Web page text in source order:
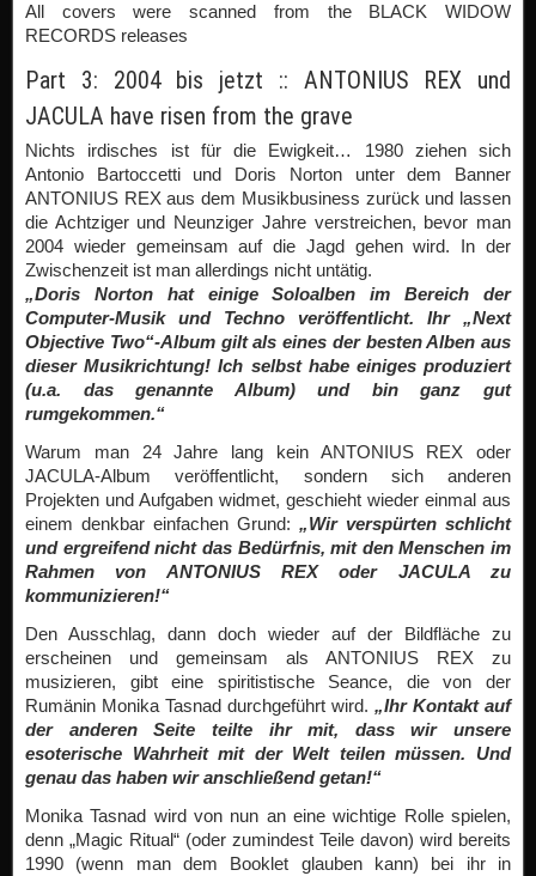
All covers were scanned from the BLACK WIDOW
RECORDS releases
Part 3: 2004 bis jetzt :: ANTONIUS REX und
JACULA have risen from the grave
Nichts irdisches ist für die Ewigkeit… 1980 ziehen sich
Antonio Bartoccetti und Doris Norton unter dem Banner
ANTONIUS REX aus dem Musikbusiness zurück und lassen
die Achtziger und Neunziger Jahre verstreichen, bevor man
2004 wieder gemeinsam auf die Jagd gehen wird. In der
Zwischenzeit ist man allerdings nicht untätig.
„Doris Norton hat einige Soloalben im Bereich der
Computer-Musik und Techno veröffentlicht. Ihr „Next
Objective Two“-Album gilt als eines der besten Alben aus
dieser Musikrichtung! Ich selbst habe einiges produziert
(u.a. das genannte Album) und bin ganz gut
rumgekommen.“
Warum man 24 Jahre lang kein ANTONIUS REX oder
JACULA-Album veröffentlicht, sondern sich anderen
Projekten und Aufgaben widmet, geschieht wieder einmal aus
einem denkbar einfachen Grund: „Wir verspürten schlicht
und ergreifend nicht das Bedürfnis, mit den Menschen im
Rahmen von ANTONIUS REX oder JACULA zu
kommunizieren!“
Den Ausschlag, dann doch wieder auf der Bildfläche zu
erscheinen und gemeinsam als ANTONIUS REX zu
musizieren, gibt eine spiritistische Seance, die von der
Rumänin Monika Tasnad durchgeführt wird. „Ihr Kontakt auf
der anderen Seite teilte ihr mit, dass wir unsere
esoterische Wahrheit mit der Welt teilen müssen. Und
genau das haben wir anschließend getan!“
Monika Tasnad wird von nun an eine wichtige Rolle spielen,
denn „Magic Ritual“ (oder zumindest Teile davon) wird bereits
1990 (wenn man dem Booklet glauben kann) bei ihr in